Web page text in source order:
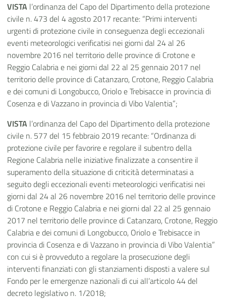
VISTA l’ordinanza del Capo del Dipartimento della protezione
civile n. 473 del 4 agosto 2017 recante: “Primi interventi
urgenti di protezione civile in conseguenza degli eccezionali
eventi meteorologici verificatisi nei giorni dal 24 al 26
novembre 2016 nel territorio delle province di Crotone e
Reggio Calabria e nei giorni dal 22 al 25 gennaio 2017 nel
territorio delle province di Catanzaro, Crotone, Reggio Calabria
e dei comuni di Longobucco, Oriolo e Trebisacce in provincia di
Cosenza e di Vazzano in provincia di Vibo Valentia”;
VISTA l’ordinanza del Capo del Dipartimento della protezione
civile n. 577 del 15 febbraio 2019 recante: “Ordinanza di
protezione civile per favorire e regolare il subentro della
Regione Calabria nelle iniziative finalizzate a consentire il
superamento della situazione di criticità determinatasi a
seguito degli eccezionali eventi meteorologici verificatisi nei
giorni dal 24 al 26 novembre 2016 nel territorio delle province
di Crotone e Reggio Calabria e nei giorni dal 22 al 25 gennaio
2017 nel territorio delle province di Catanzaro, Crotone, Reggio
Calabria e dei comuni di Longobucco, Oriolo e Trebisacce in
provincia di Cosenza e di Vazzano in provincia di Vibo Valentia”
con cui si è provveduto a regolare la prosecuzione degli
interventi finanziati con gli stanziamenti disposti a valere sul
Fondo per le emergenze nazionali di cui all’articolo 44 del
decreto legislativo n. 1/2018;